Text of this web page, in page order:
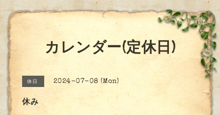
カレンダー(定休日)
休日 2024-07-08 (Mon)
休み